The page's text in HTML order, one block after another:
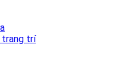
trang trí